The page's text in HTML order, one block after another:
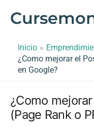
Inicio
¿Como mejorar el
en Google?
¿Como
(Page Rank o